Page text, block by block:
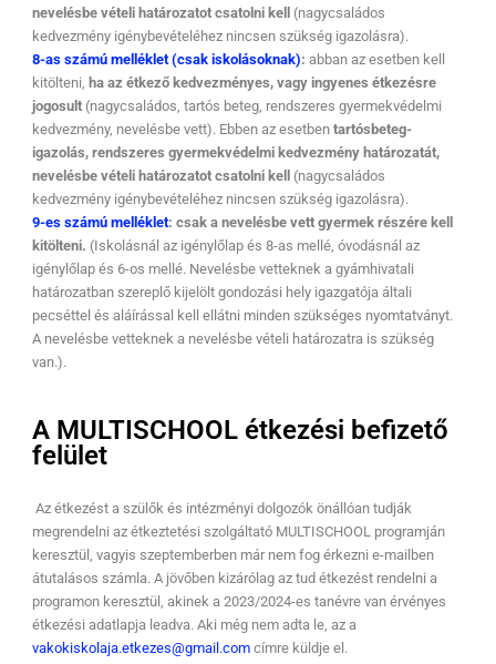
nevelésbe vételi határozatot csatolni kell
(nagycsaládos
kedvezmény igénybevételéhez nincsen szükség igazolásra).
8-as számú melléklet (csak iskolásoknak): abban az esetben kell
kitölteni, ha az étkező kedvezményes, vagy ingyenes étkezésre
jogosult(nagycsaládos, tartós beteg, rendszeres gyermekvédelmi
kedvezmény, nevelésbe vett). Ebben az esetben tartósbeteg-
igazolás, rendszeres gyermekvédelmi kedvezmény határozatát,
nevelésbe vételi határozatot csatolni kell
(nagycsaládos
kedvezmény igénybevételéhez nincsen szükség igazolásra).
9-es számú melléklet: csak a nevelésbe vett gyermek részére kell
kitölteni. (Iskolásnál az igénylőlap és 8-as mellé, óvodásnál az
igénylőlap és 6-os mellé. Nevelésbe vetteknek a gyámhivatali
határozatban szereplő kijelölt gondozási hely igazgatója általi
pecséttel és aláírással kell ellátni minden szükséges nyomtatványt.
A nevelésbe vetteknek a nevelésbe vételi határozatra is szükség
van.).
A MULTISCHOOL étkezési befizető
felület
Az étkezést a szülők és intézményi dolgozók önállóan tudják
megrendelni az étkeztetési szolgáltató MULTISCHOOL programján
keresztül, vagyis szeptemberben már nem fog érkezni e-mailben
átutalásos számla. A jövőben kizárólag az tud étkezést rendelni a
programon keresztül, akinek a 2023/2024-es tanévre van érvényes
étkezési adatlapja leadva. Aki még nem adta le, az a
vakokiskolaja.etkezes@gmail.comcímre küldje el.